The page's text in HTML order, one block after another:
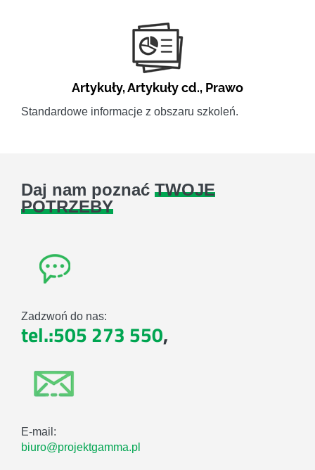
Artykuły,Artykuły cd., Prawo
Standardowe informacje z obszaru szkoleń.
Daj nam poznać TWOJE
POTRZEBY
Zadzwoń do nas:
tel.:505 273 550,
E-mail:
biuro@projektgamma.pl